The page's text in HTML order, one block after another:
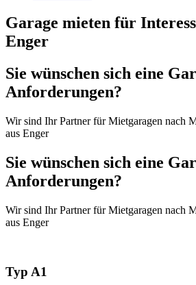
Garage mieten für
Enger
Sie wünschen sich eine
Anforderungen?
Wir sind Ihr Partner für Mietgaragen nach
aus Enger
Sie wünschen sich eine
Anforderungen?
Wir sind Ihr Partner für Mietgaragen nach
aus Enger
Typ A1